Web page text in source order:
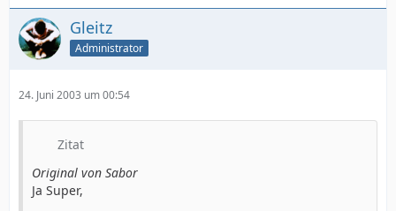
Gleitz
Administrator
24. Juni 2003 um 00:54
Zitat
Original von Sabor
Ja Super,